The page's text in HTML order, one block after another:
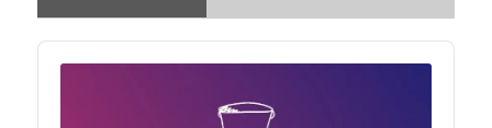
Audio
Player